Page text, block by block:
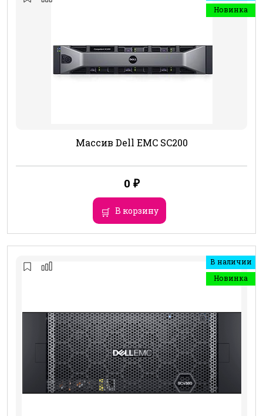
Новинка
Массив Dell EMC SC200
0 ₽
В корзину
В наличии
Новинка